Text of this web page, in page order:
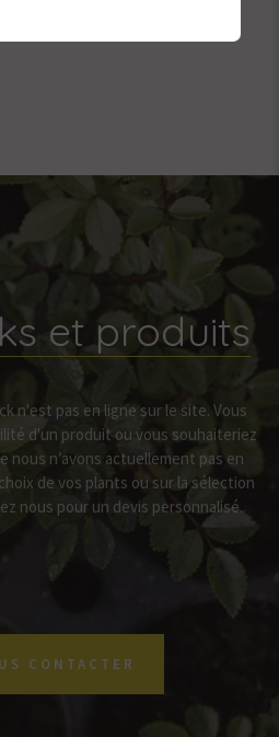
et produits
n'est pas en ligne sur le site. Vous
d'un produit ou vous souhaiteriez
nous n’avons actuellement pas en
de vos plants ou sur la sélection
nous pour un devis personnalisé.
CONTACTER